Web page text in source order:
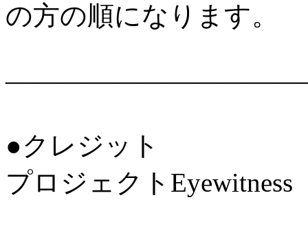
の方の順になります。
●クレジット
プロジェクトEyewitness